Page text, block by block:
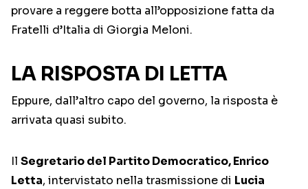
provare a reggere botta all’opposizione fatta da
Fratelli d’Italia di Giorgia Meloni.
LA RISPOSTA DI LETTA
Eppure, dall’altro capo del governo, la risposta è
arrivata quasi subito.
Il Segretario del Partito Democratico, Enrico
Letta, intervistato nella trasmissione di Lucia